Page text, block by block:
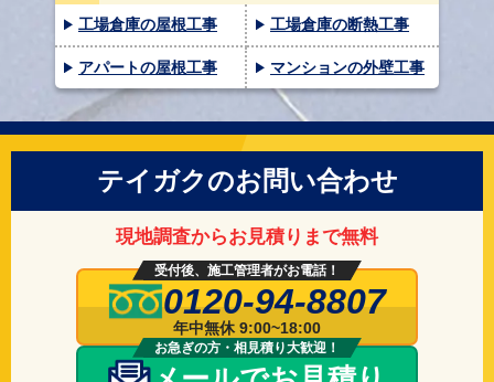
工場倉庫の屋根工事 工場倉庫の断熱工事
アパートの屋根工事 マンションの外壁工事
テイガクのお問い合わせ
現地調査からお見積りまで無料
受付後、施工管理者がお電話！
0120-94-8807
年中無休 9:00~18:00
お急ぎの方・相見積り大歓迎！